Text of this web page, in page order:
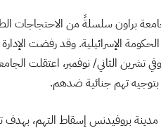
براون سلسلةً من الاحتجاجات
الإسرائيلية. وقد رفضت
بتوجيه تهم جنائية ضدهم.
بروفيدنس إسقاط التهم، بهدف